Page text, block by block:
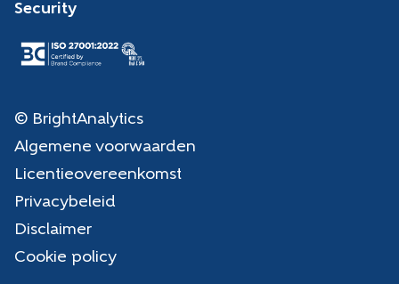
Security
© BrightAnalytics
Algemene voorwaarden
Licentieovereenkomst
Privacybeleid
Disclaimer
Cookie policy